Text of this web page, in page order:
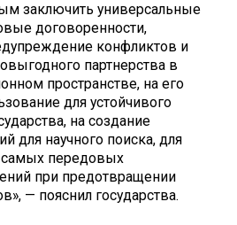
заключить универсальные
договоренности,
конфликтов и
партнерства в
пространстве, на его
для устойчивого
на создание
для научного поиска, для
самых передовых
при предотвращении
— пояснил государства.